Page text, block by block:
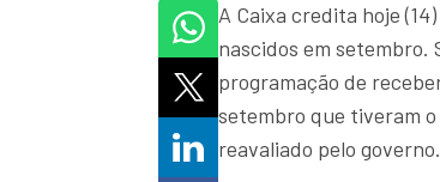
A Caixa credita hoje
nascidos em setembro.
programação de
setembro que tiveram
reavaliado pelo governo.